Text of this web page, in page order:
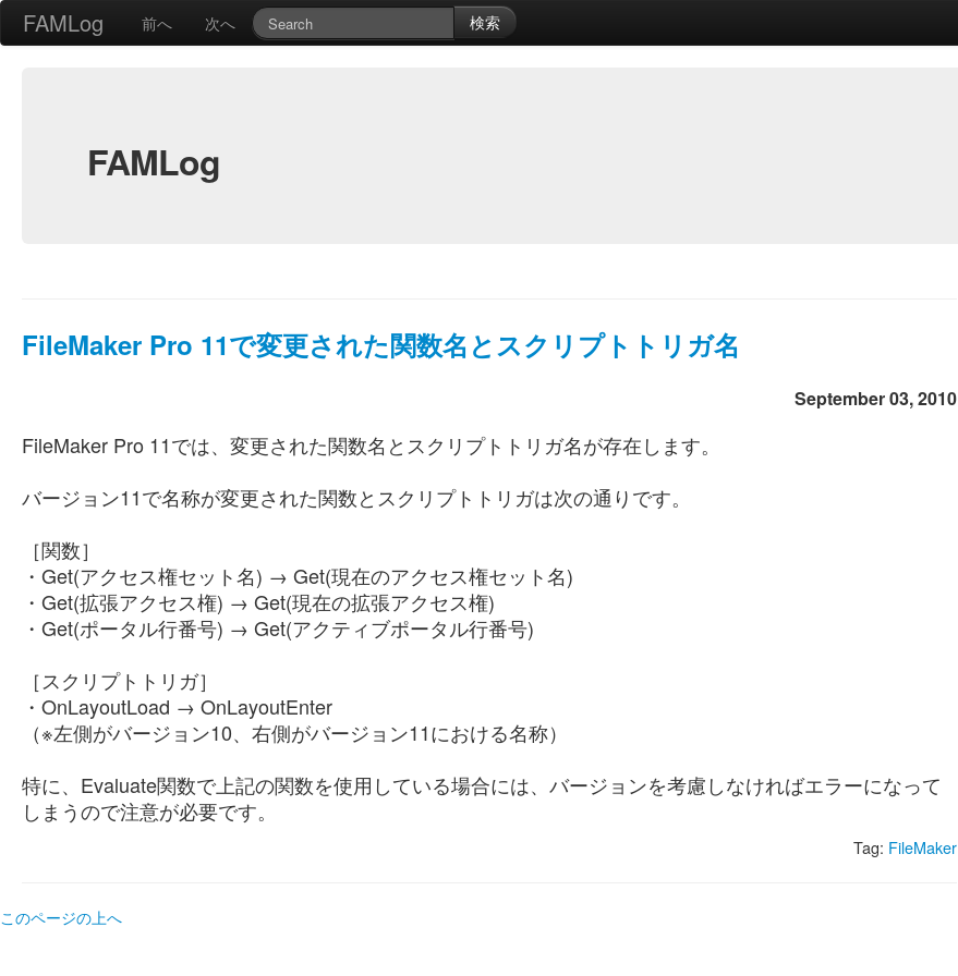
FAMLog 前へ 次へ 検索
FAMLog
FileMaker Pro 11で変更された関数名とスクリプトトリガ名
September 03, 2010
FileMaker Pro 11では、変更された関数名とスクリプトトリガ名が存在します。
バージョン11で名称が変更された関数とスクリプトトリガは次の通りです。
［関数］
・Get(アクセス権セット名) → Get(現在のアクセス権セット名)
・Get(拡張アクセス権) → Get(現在の拡張アクセス権)
・Get(ポータル行番号) → Get(アクティブポータル行番号)
［スクリプトトリガ］
・OnLayoutLoad → OnLayoutEnter
（※左側がバージョン10、右側がバージョン11における名称）
特に、Evaluate関数で上記の関数を使用している場合には、バージョンを考慮しなければエラーになって
しまうので注意が必要です。
Tag: FileMaker
このページの上へ